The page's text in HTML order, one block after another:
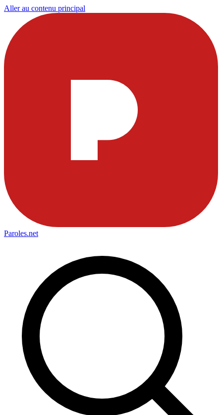
Aller au contenu principal
Paroles.net